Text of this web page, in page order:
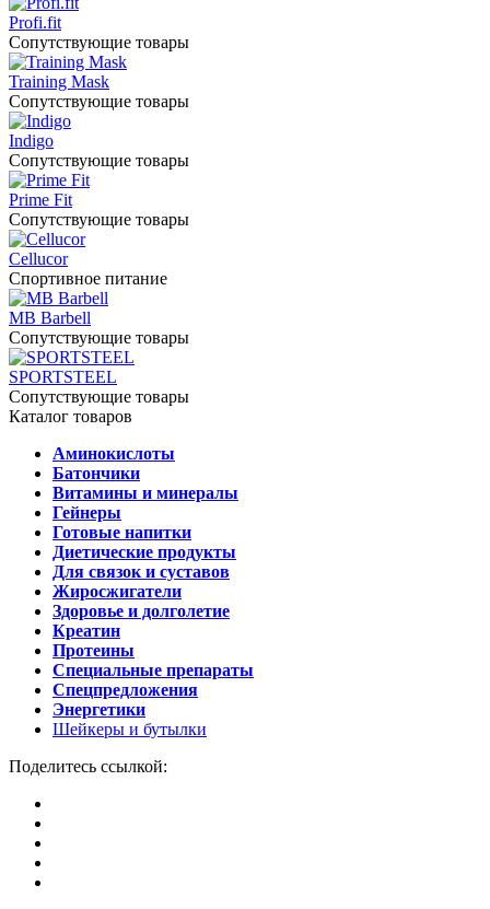
Profi.fit
Сопутствующие товары
Training Mask
Сопутствующие товары
Indigo
Сопутствующие товары
Prime Fit
Сопутствующие товары
Cellucor
Спортивное питание
MB Barbell
Сопутствующие товары
SPORTSTEEL
Сопутствующие товары
Каталог товаров
Аминокислоты
Батончики
Витамины и минералы
Гейнеры
Готовые напитки
Диетические продукты
Для связок и суставов
Жиросжигатели
Здоровье и долголетие
Креатин
Протеины
Специальные препараты
Спецпредложения
Энергетики
Шейкеры и бутылки
Поделитесь ссылкой: